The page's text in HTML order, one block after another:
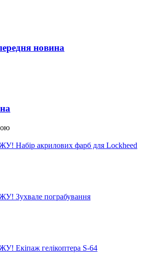
новина
акрилових фарб для Lockheed
Зухвале пограбування
гелікоптера S-64